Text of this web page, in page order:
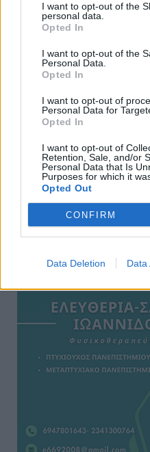
I want to opt-out of the
personal data.
Opted In
I want to opt-out of the
Personal Data.
Opted In
I want to opt-out of
Personal Data for
Opted In
I want to opt-out of
Retention, Sale, and/or
Personal Data that Is
Purposes for which it
Opted Out
CONFIRM
Data Deletion Data
Ειδήσεις 5-8-2026